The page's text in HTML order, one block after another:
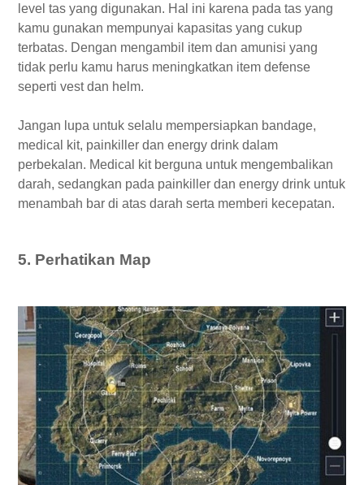
level tas yang digunakan. Hal ini karena pada tas yang
kamu gunakan mempunyai kapasitas yang cukup
terbatas. Dengan mengambil item dan amunisi yang
tidak perlu kamu harus meningkatkan item defense
seperti vest dan helm.
Jangan lupa untuk selalu mempersiapkan bandage,
medical kit, painkiller dan energy drink dalam
perbekalan. Medical kit berguna untuk mengembalikan
darah, sedangkan pada painkiller dan energy drink untuk
menambah bar di atas darah serta memberi kecepatan.
5. Perhatikan Map